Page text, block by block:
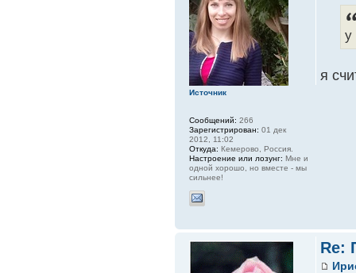
у
я
Источник
Сообщений: 266
Зарегистрирован: 01 дек
2012, 11:02
Откуда: Кемерово, Россия.
Настроение или лозунг: Мне и
одной хорошо, но вместе - мы
сильнее!
Re: